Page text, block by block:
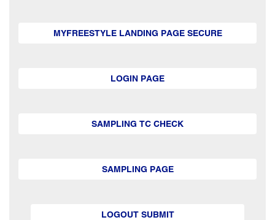
MYFREESTYLE LANDING PAGE SECURE
LOGIN PAGE
SAMPLING TC CHECK
SAMPLING PAGE
LOGOUT SUBMIT